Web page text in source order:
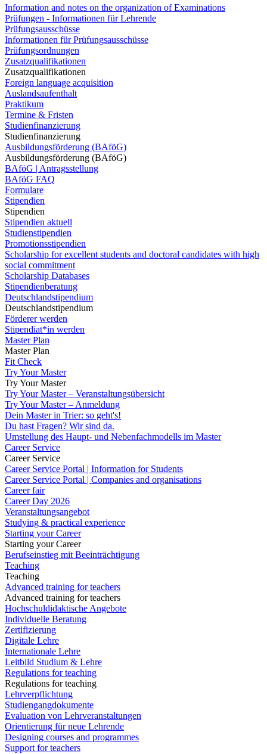
Information and notes on the organization of Examinations
Prüfungen - Informationen für Lehrende
Prüfungsausschüsse
Informationen für Prüfungsausschüsse
Prüfungsordnungen
Zusatzqualifikationen
Zusatzqualifikationen
Foreign language acquisition
Auslandsaufenthalt
Praktikum
Termine & Fristen
Studienfinanzierung
Studienfinanzierung
Ausbildungsförderung (BAföG)
Ausbildungsförderung (BAföG)
BAföG | Antragsstellung
BAföG FAQ
Formulare
Stipendien
Stipendien
Stipendien aktuell
Studienstipendien
Promotionsstipendien
Scholarship for excellent students and doctoral candidates with high
social commitment
Scholarship Databases
Stipendienberatung
Deutschlandstipendium
Deutschlandstipendium
Förderer werden
Stipendiat*in werden
Master Plan
Master Plan
Fit Check
Try Your Master
Try Your Master
Try Your Master – Veranstaltungsübersicht
Try Your Master – Anmeldung
Dein Master in Trier: so geht's!
Du hast Fragen? Wir sind da.
Umstellung des Haupt- und Nebenfachmodells im Master
Career Service
Career Service
Career Service Portal | Information for Students
Career Service Portal | Companies and organisations
Career fair
Career Day 2026
Veranstaltungsangebot
Studying & practical experience
Starting your Career
Starting your Career
Berufseinstieg mit Beeinträchtigung
Teaching
Teaching
Advanced training for teachers
Advanced training for teachers
Hochschuldidaktische Angebote
Individuelle Beratung
Zertifizierung
Digitale Lehre
Internationale Lehre
Leitbild Studium & Lehre
Regulations for teaching
Regulations for teaching
Lehrverpflichtung
Studiengangdokumente
Evaluation von Lehrveranstaltungen
Orientierung für neue Lehrende
Designing courses and programmes
Support for teachers